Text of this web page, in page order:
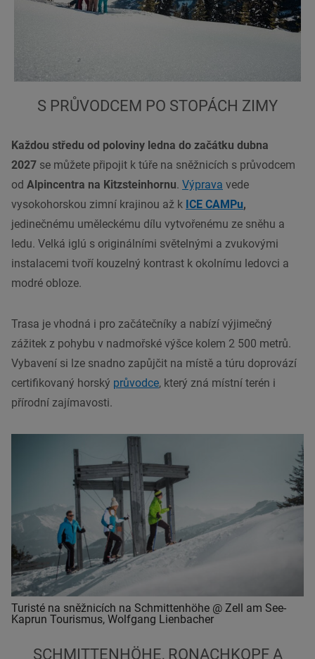
S PRŮVODCEM PO STOPÁCH ZIMY
Každou středu od poloviny ledna do začátku dubna
2027 se můžete připojit k túře na sněžnicích s průvodcem
od Alpincentra na Kitzsteinhornu. Výprava vede
vysokohorskou zimní krajinou až k ICE CAMPu,
jedinečnému uměleckému dílu vytvořenému ze sněhu a
ledu. Velká iglú s originálními světelnými a zvukovými
instalacemi tvoří kouzelný kontrast k okolnímu ledovci a
modré obloze.
Trasa je vhodná i pro začátečníky a nabízí výjimečný
zážitek z pohybu v nadmořské výšce kolem 2 500 metrů.
Vybavení si lze snadno zapůjčit na místě a túru doprovází
certifikovaný horský průvodce, který zná místní terén i
přírodní zajímavosti.
Turisté na sněžnicích na Schmittenhöhe @ Zell am See-
Kaprun Tourismus, Wolfgang Lienbacher
SCHMITTENHÖHE, RONACHKOPF A